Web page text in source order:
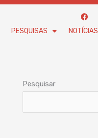
F
a
c
e
PESQUISAS NOTÍCIAS
Pesquisar